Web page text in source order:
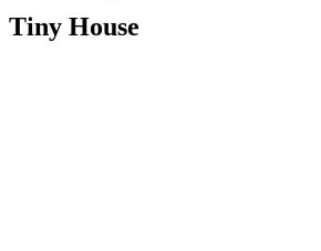
Tiny House